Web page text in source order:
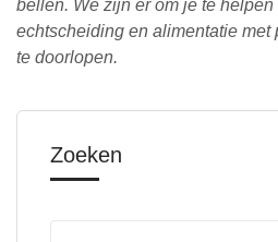
bellen. We zijn er om je te
echtscheiding en alimentatie met
te doorlopen.
Zoeken